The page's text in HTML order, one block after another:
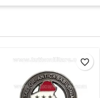
favorite_border